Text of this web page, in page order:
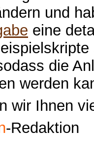
und
eine
die
werden
wir Ihnen
-Redaktion